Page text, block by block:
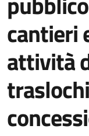
cantieri
attività